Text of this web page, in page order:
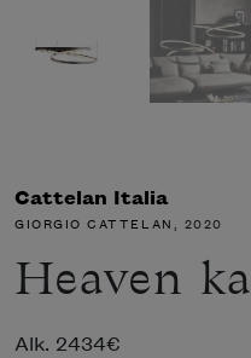
Cattelan Italia
GIORGIO CATTELAN, 2020
Heaven
Alk. 2434€